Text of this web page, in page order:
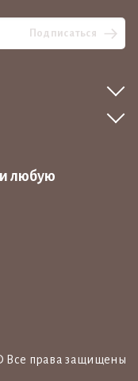
Подписаться
любую
Все права защищены